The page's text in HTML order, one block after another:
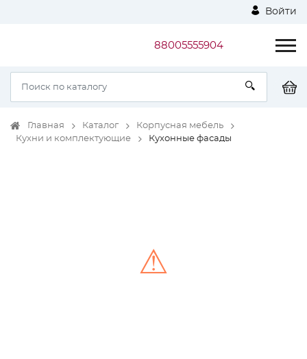
Войти
88005555904
Главная Каталог
Корпусная мебель
Кухни и комплектующие
Кухонные фасады
⚠